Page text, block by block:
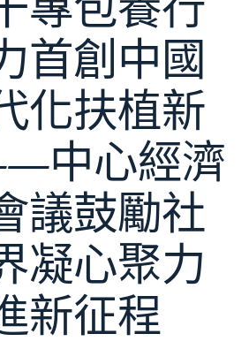
首創中國
化扶植新
中心經濟
議鼓勵社
凝心聚力
新征程